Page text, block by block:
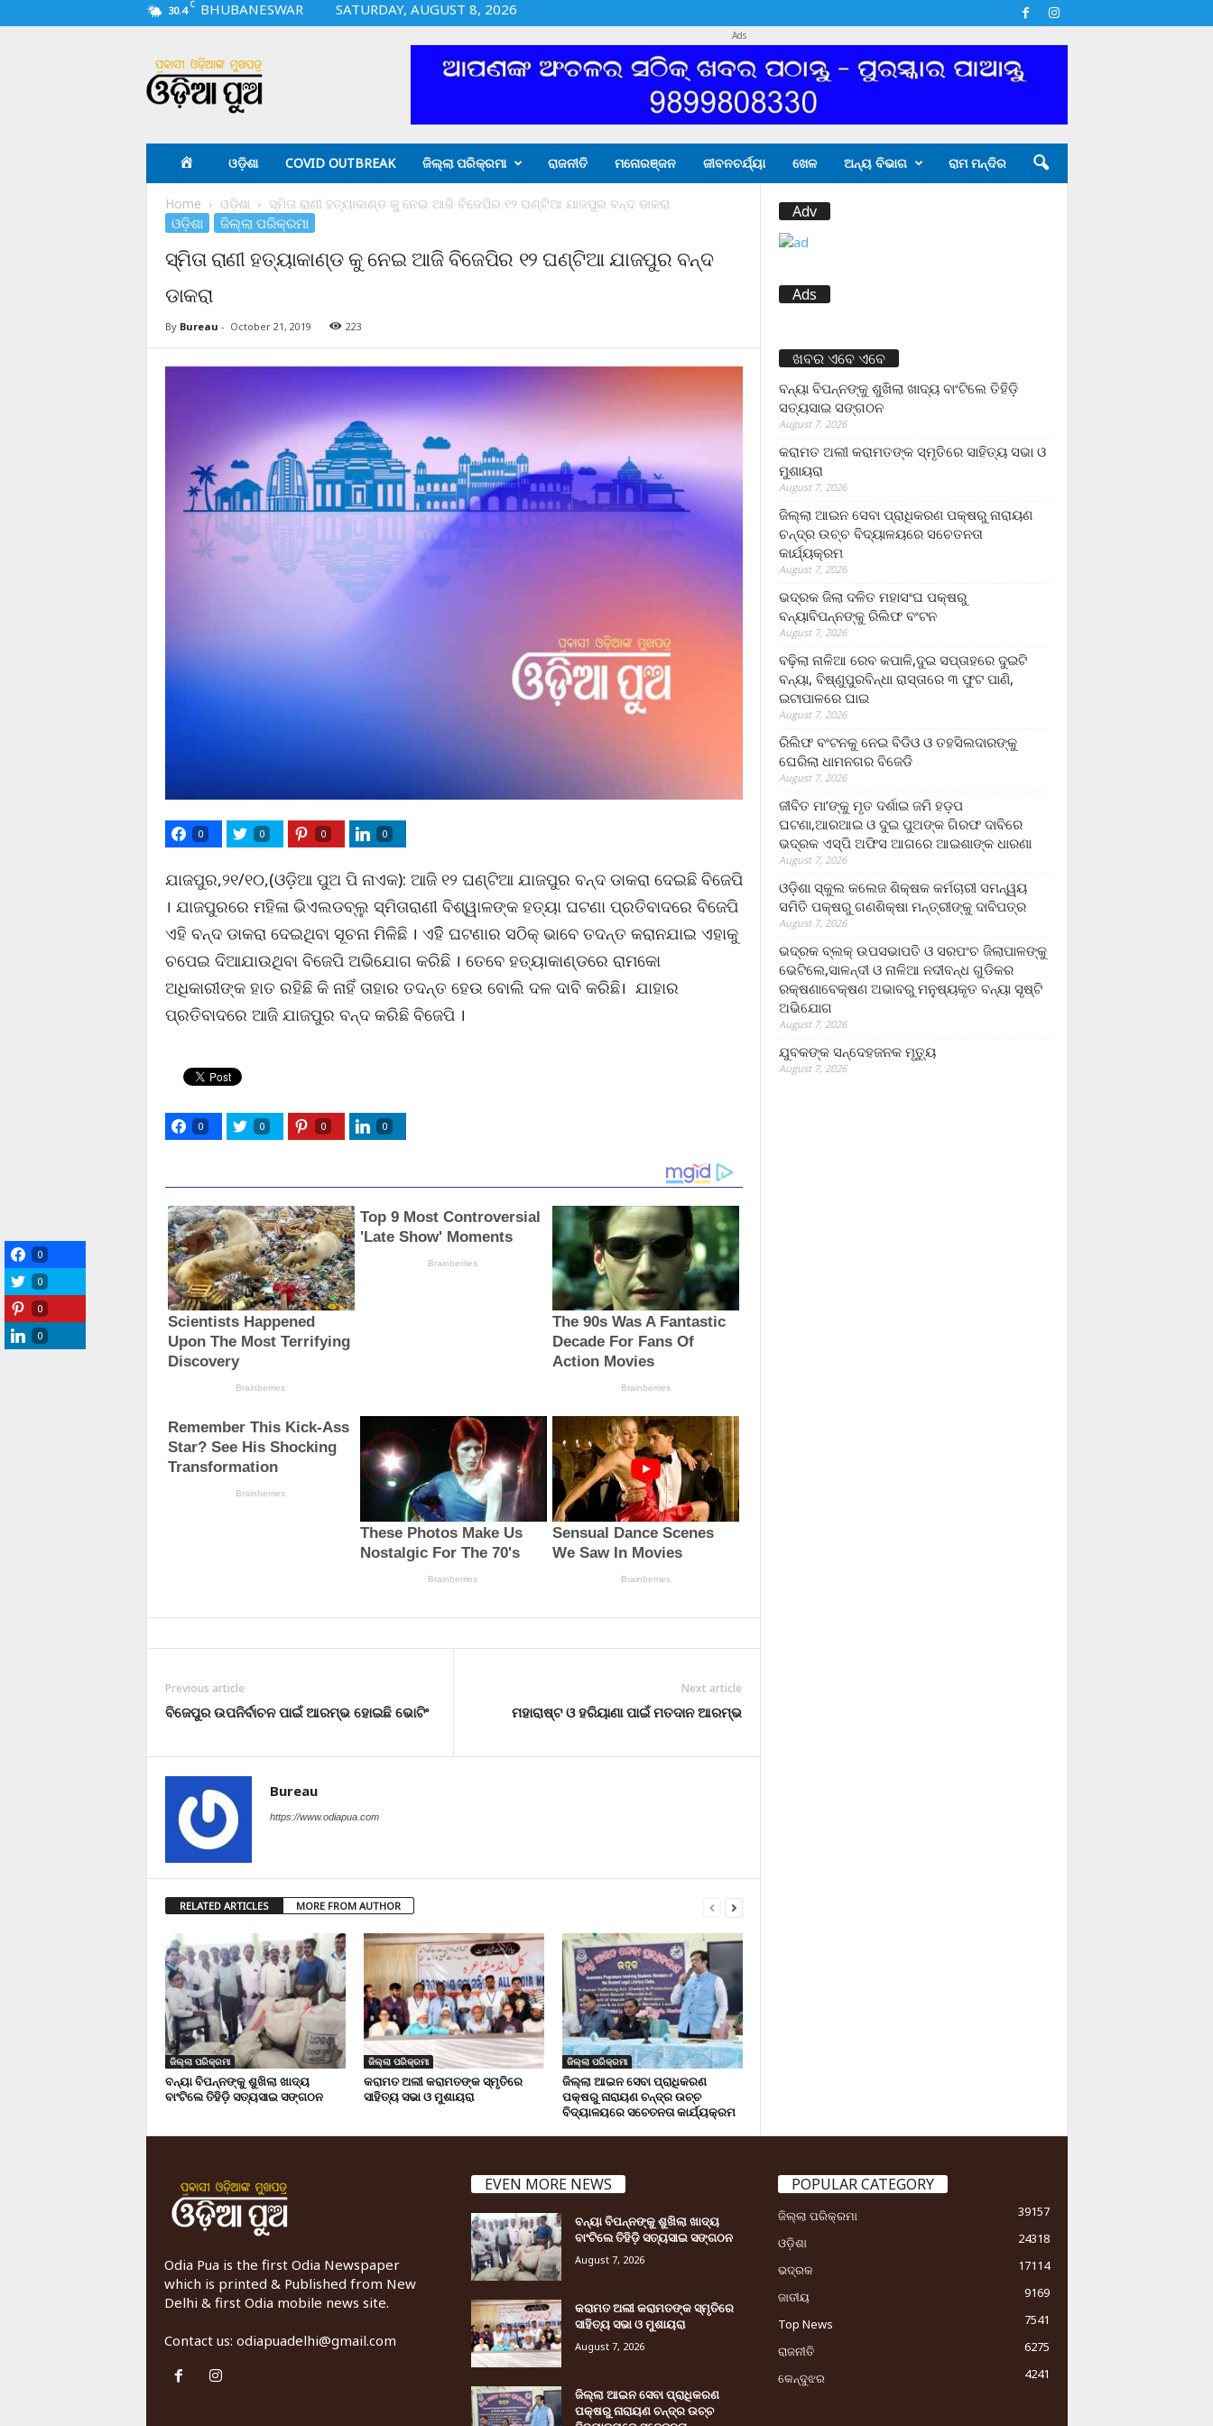
30.4 C BHUBANESWAR
SATURDAY, AUGUST 8, 2026
i
a
Ads
ଓଡ଼ିଶା COVID OUTBREAK ଜିଲ୍ଲା ପରିକ୍ରମା ରାଜନୀତି ମନୋରଞ୍ଜନ ଜୀବନଚର୍ଯ୍ୟା ଖେଳ ଅନ୍ୟ ବିଭାଗ ରାମ ମନ୍ଦିର
Home ଓଡ଼ିଶା ସ୍ମିତା ରାଣୀ ହତ୍ୟାକାଣ୍ଡ କୁ ନେଇ ଆଜି ବିଜେପିର ୧୨ ଘଣ୍ଟିଆ ଯାଜପୁର ବନ୍ଦ ଡାକରା
ଓଡ଼ିଶା ଜିଲ୍ଲା ପରିକ୍ରମା
ସ୍ମିତା ରାଣୀ ହତ୍ୟାକାଣ୍ଡ କୁ ନେଇ ଆଜି ବିଜେପିର ୧୨ ଘଣ୍ଟିଆ ଯାଜପୁର ବନ୍ଦ
ଡାକରା
By Bureau - October 21, 2019 223
0 0 0 0
ଯାଜପୁର,୨୧/୧୦,(ଓଡ଼ିଆ ପୁଅ ପି ନାଏକ): ଆଜି ୧୨ ଘଣ୍ଟିଆ ଯାଜପୁର ବନ୍ଦ ଡାକରା ଦେଇଛି ବିଜେପି
। ଯାଜପୁରରେ ମହିଳା ଭିଏଲଡବ୍ଲୁ ସ୍ମିତାରାଣୀ ବିଶ୍ୱାଳଙ୍କ ହତ୍ୟା ଘଟଣା ପ୍ରତିବାଦରେ ବିଜେପି
ଏହି ବନ୍ଦ ଡାକରା ଦେଇଥିବା ସୂଚନା ମିଳିଛି । ଏହିି ଘଟଣାର ସଠିକ୍ ଭାବେ ତଦନ୍ତ କରାନଯାଇ ଏହାକୁ
ଚପେଇ ଦିଆଯାଉଥିବା ବିଜେପି ଅଭିଯୋଗ କରିଛି । ତେବେ ହତ୍ୟାକାଣ୍ଡରେ ରାମକୋ
ଅଧିକାରୀଙ୍କ ହାତ ରହିଛି କି ନାହିଁ ତାହାର ତଦନ୍ତ ହେଉ ବୋଲି ଦଳ ଦାବି କରିଛି। ଯାହାର
ପ୍ରତିବାଦରେ ଆଜି ଯାଜପୁର ବନ୍ଦ କରିଛି ବିଜେପି ।
0 0 0 0
Previous article
ବିଜେପୁର ଉପନିର୍ବାଚନ ପାଇଁ ଆରମ୍ଭ ହୋଇଛି ଭୋଟିଂ
Next article
ମହାରାଷ୍ଟ ଓ ହରିୟାଣା ପାଇଁ ମତଦାନ ଆରମ୍ଭ
Bureau
https://www.odiapua.com
RELATED ARTICLES MORE FROM AUTHOR
ଜିଲ୍ଲା ପରିକ୍ରମା
ବନ୍ୟା ବିପନ୍ନଙ୍କୁ ଶୁଖିଲା ଖାଦ୍ୟ
ବାଂଟିଲେ ତିହିଡି଼ ସତ୍ୟସାଇ ସଙ୍ଗଠନ
ଜିଲ୍ଲା ପରିକ୍ରମା
କରାମତ ଅଲୀ କରାମତଙ୍କ ସ୍ମୃତିରେ
ସାହିତ୍ୟ ସଭା ଓ ମୁଶାୟରା
ଜିଲ୍ଲା ପରିକ୍ରମା
ଜିଲ୍ଲା ଆଇନ ସେବା ପ୍ରାଧିକରଣ
ପକ୍ଷରୁ ନାରାୟଣ ଚନ୍ଦ୍ର ଉଚ୍ଚ
ବିଦ୍ୟାଳୟରେ ସଚେତନତା କାର୍ଯ୍ୟକ୍ରମ
Adv
Ads
ଖବର ଏବେ ଏବେ
ବନ୍ୟା ବିପନ୍ନଙ୍କୁ ଶୁଖିଲା ଖାଦ୍ୟ ବାଂଟିଲେ ତିହିଡି଼
ସତ୍ୟସାଇ ସଙ୍ଗଠନ
August 7, 2026
କରାମତ ଅଲୀ କରାମତଙ୍କ ସ୍ମୃତିରେ ସାହିତ୍ୟ ସଭା ଓ
ମୁଶାୟରା
August 7, 2026
ଜିଲ୍ଲା ଆଇନ ସେବା ପ୍ରାଧିକରଣ ପକ୍ଷରୁ ନାରାୟଣ
ଚନ୍ଦ୍ର ଉଚ୍ଚ ବିଦ୍ୟାଳୟରେ ସଚେତନତା
କାର୍ଯ୍ୟକ୍ରମ
August 7, 2026
ଭଦ୍ରକ ଜିଲା ଦଳିତ ମହାସଂଘ ପକ୍ଷରୁ
ବନ୍ୟାବିପନ୍ନଙ୍କୁ ରିଲିଫ ବଂଟନ
August 7, 2026
ବଢ଼ିଲା ନାଳିଆ ରେବ କପାଳି,ଦୁଇ ସପ୍ତାହରେ ଦୁଇଟି
ବନ୍ୟା, ବିଷ୍ଣୁପୁରବିନ୍ଧା ରାସ୍ତାରେ ୩ ଫୁଟ ପାଣି,
ଇଟାପାଳରେ ଘାଇ
August 7, 2026
ରିଲିଫ ବଂଟନକୁ ନେଇ ବିଡିଓ ଓ ତହସିଲଦାରଙ୍କୁ
ଘେରିଲା ଧାମନଗର ବିଜେଡି
August 7, 2026
ଜୀବିତ ମା’ଙ୍କୁ ମୃତ ଦର୍ଶାଇ ଜମି ହଡ଼ପ
ଘଟଣା,ଆରଆଇ ଓ ଦୁଇ ପୁଅଙ୍କ ଗିରଫ ଦାବିରେ
ଭଦ୍ରକ ଏସ୍‌ପି ଅଫିସ ଆଗରେ ଆଇଶାଙ୍କ ଧାରଣା
August 7, 2026
ଓଡ଼ିଶା ସ୍କୁଲ କଲେଜ ଶିକ୍ଷକ କର୍ମଚାରୀ ସମନ୍ୱୟ
ସମିତି ପକ୍ଷରୁ ଗଣଶିକ୍ଷା ମନ୍ତ୍ରୀଙ୍କୁ ଦାବିପତ୍ର
August 7, 2026
ଭଦ୍ରକ ବ୍ଲକ୍ ଉପସଭାପତି ଓ ସରପଂଚ ଜିଲାପାଳଙ୍କୁ
ଭେଟିଲେ,ସାଳନ୍ଦୀ ଓ ନାଳିଆ ନଦୀବନ୍ଧ ଗୁଡିକର
ରକ୍ଷଣାବେକ୍ଷଣ ଅଭାବରୁ ମନୁଷ୍ୟକୃତ ବନ୍ୟା ସୃଷ୍ଟି
ଅଭିଯୋଗ
August 7, 2026
ଯୁବକଙ୍କ ସନ୍ଦେହଜନକ ମୃତ୍ୟୁ
August 7, 2026
Odia Pua is the first Odia Newspaper
which is printed & Published from New
Delhi & first Odia mobile news site.
Contact us: odiapuadelhi@gmail.com
EVEN MORE NEWS
ବନ୍ୟା ବିପନ୍ନଙ୍କୁ ଶୁଖିଲା ଖାଦ୍ୟ
ବାଂଟିଲେ ତିହିଡି଼ ସତ୍ୟସାଇ ସଙ୍ଗଠନ
August 7, 2026
କରାମତ ଅଲୀ କରାମତଙ୍କ ସ୍ମୃତିରେ
ସାହିତ୍ୟ ସଭା ଓ ମୁଶାୟରା
August 7, 2026
ଜିଲ୍ଲା ଆଇନ ସେବା ପ୍ରାଧିକରଣ
ପକ୍ଷରୁ ନାରାୟଣ ଚନ୍ଦ୍ର ଉଚ୍ଚ
POPULAR CATEGORY
ଜିଲ୍ଲା ପରିକ୍ରମା
39157
ଓଡ଼ିଶା
24318
ଭଦ୍ରକ
17114
ଜାତୀୟ
9169
Top News
7541
ରାଜନୀତି
6275
କେନ୍ଦୁଝର
4241
0
0
0
0